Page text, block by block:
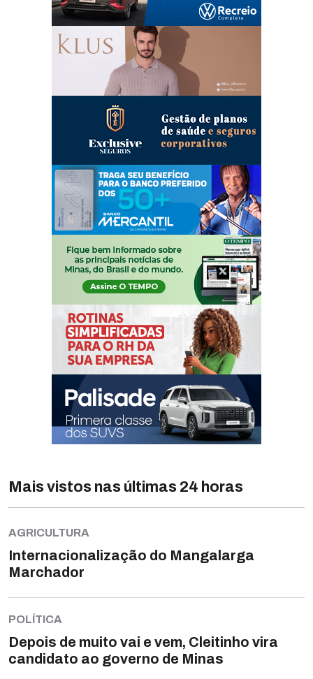
Mais vistos nas últimas 24 horas
AGRICULTURA
Internacionalização do Mangalarga
Marchador
POLÍTICA
Depois de muito vai e vem, Cleitinho vira
candidato ao governo de Minas